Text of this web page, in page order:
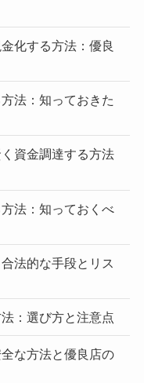
化する方法：優良
法：知っておきた
資金調達する方法
法：知っておくべ
法的な手段とリス
：選び方と注意点
な方法と優良店の